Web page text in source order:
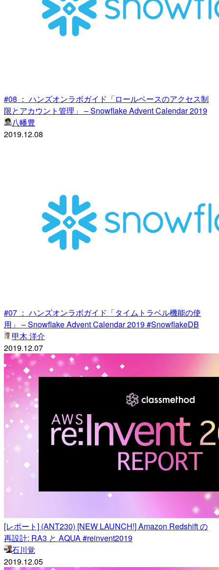
#08 ： ハンズオンラボガイド「ロールベースのアクセス制
限とアカウント管理」 – Snowflake Advent Calendar 2019
八幡豊
2019.12.08
#07 ： ハンズオンラボガイド「タイムトラベル機能の使
用」 – Snowflake Advent Calendar 2019 #SnowflakeDB
甲木 洋介
2019.12.07
[レポート] (ANT230) [NEW LAUNCH!] Amazon Redshift の
再設計: RA3 と AQUA #reinvent2019
石川覚
2019.12.05